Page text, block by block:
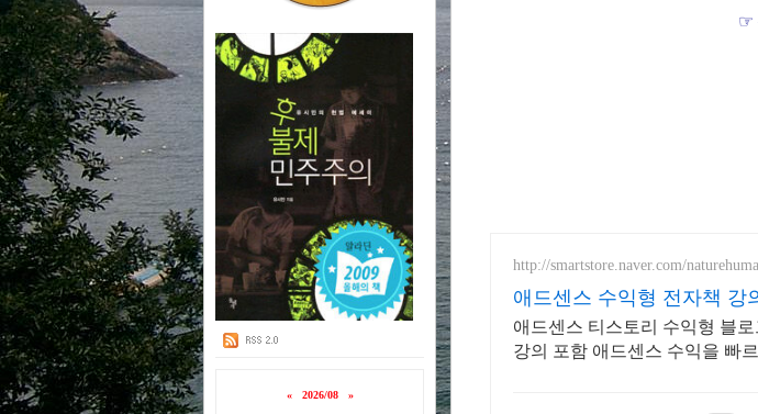
« 2026/08 »
http://smartstore.naver.com/
애드센스 수익형 전자책 강
애드센스 티스토리 수익형 블
강의 포함 애드센스 수익을 빠